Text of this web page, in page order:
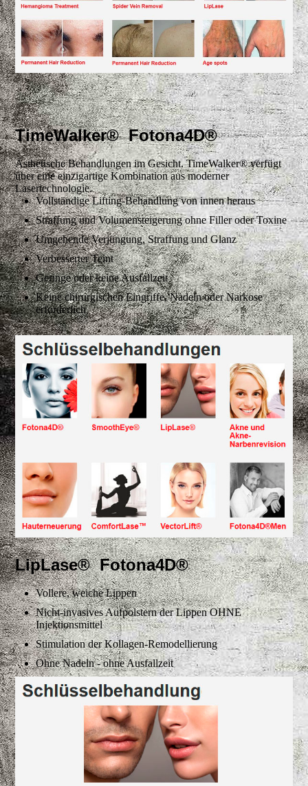
TimeWalker® Fotona4D®
Ästhetische Behandlungen im Gesicht. TimeWalker® verfügt
über eine einzigartige Kombination aus moderner
Lasertechnologie.
Vollständige Lifting-Behandlung von innen heraus
Straffung und Volumensteigerung ohne Filler oder Toxine
Umgehende Verjüngung, Straffung und Glanz
Verbesserter Teint
Geringe oder keine Ausfallzeit
Keine chirurgischen Eingriffe, Nadeln oder Narkose
erforderlich
LipLase® Fotona4D®
Vollere, weiche Lippen
Nicht-invasives Aufpolstern der Lippen OHNE
Injektionsmittel
Stimulation der Kollagen-Remodellierung
Ohne Nadeln - ohne Ausfallzeit